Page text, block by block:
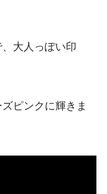
大人っぽい印
ピンクに輝きま